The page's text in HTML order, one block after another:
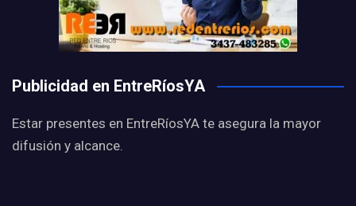
Publicidad en EntreRíosYA
Estar presentes en EntreRíosYA te asegura la mayor
difusión y alcance.